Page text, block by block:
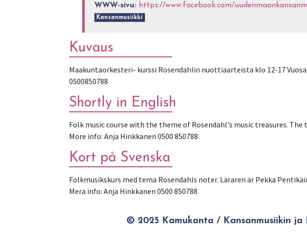
WWW-sivu: https://www.facebook.com/
Kansanmusiikki
Kuvaus
Maakuntaorkesteri- kurssi Rosendahlin nuottiaarteista klo 12-17
0500850788
Shortly in English
Folk music course with the theme of Rosendahl's music treasures. The
More info: Anja Hinkkanen 0500 850788
Kort på Svenska
Folkmusikskurs med tema Rosendahls noter. Läraren är Pekka
Mera info: Anja Hinkkanen 0500 850788
© 2025 Kamukanta / Kansanmusiikin ja